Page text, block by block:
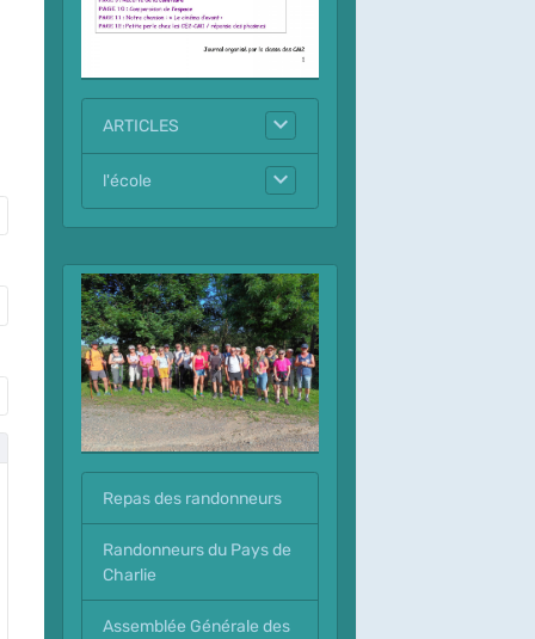
ARTICLES
l'école
Repas des randonneurs
Randonneurs du Pays de
Charlie
Assemblée Générale des